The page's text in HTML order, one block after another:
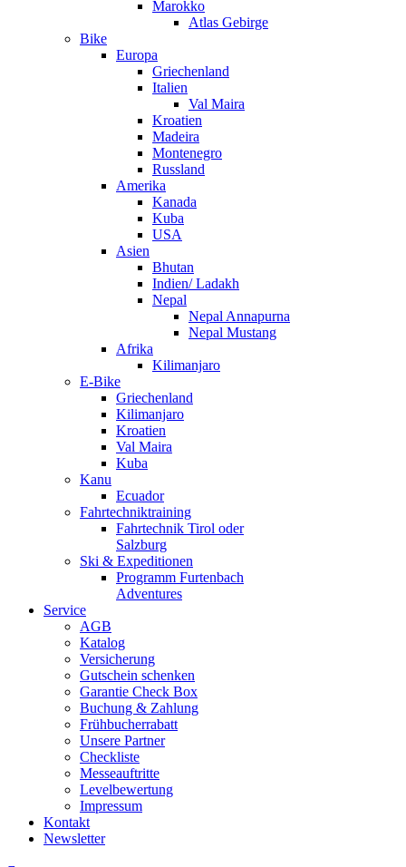
Marokko
Atlas Gebirge
Bike
Europa
Griechenland
Italien
Val Maira
Kroatien
Madeira
Montenegro
Russland
Amerika
Kanada
Kuba
USA
Asien
Bhutan
Indien/ Ladakh
Nepal
Nepal Annapurna
Nepal Mustang
Afrika
Kilimanjaro
E-Bike
Griechenland
Kilimanjaro
Kroatien
Val Maira
Kuba
Kanu
Ecuador
Fahrtechniktraining
Fahrtechnik Tirol oder
Salzburg
Ski & Expeditionen
Programm Furtenbach
Adventures
Service
AGB
Katalog
Versicherung
Gutschein schenken
Garantie Check Box
Buchung & Zahlung
Frühbucherrabatt
Unsere Partner
Checkliste
Messeauftritte
Levelbewertung
Impressum
Kontakt
Newsletter